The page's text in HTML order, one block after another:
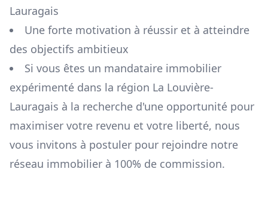
Lauragais
Une forte motivation à réussir et à atteindre
des objectifs ambitieux
Si vous êtes un mandataire immobilier
expérimenté dans la région La Louvière-
Lauragais à la recherche d'une opportunité pour
maximiser votre revenu et votre liberté, nous
vous invitons à postuler pour rejoindre notre
réseau immobilier à 100% de commission.